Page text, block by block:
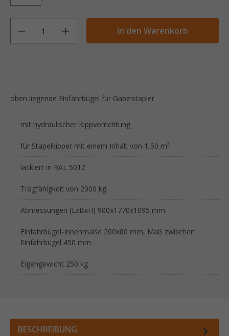
In den Warenkorb
oben liegende Einfahrbügel für Gabelstapler
mit hydraulischer Kippvorrichtung
für Stapelkipper mit einem Inhalt von 1,50 m³
lackiert in RAL 5012
Tragfähigkeit von 2000 kg
Abmessungen (LxBxH) 900x1770x1095 mm
Einfahrbügel-Innenmaße 200x80 mm, Maß zwischen
Einfahrbügel 450 mm
Eigengewicht 250 kg
BESCHREIBUNG